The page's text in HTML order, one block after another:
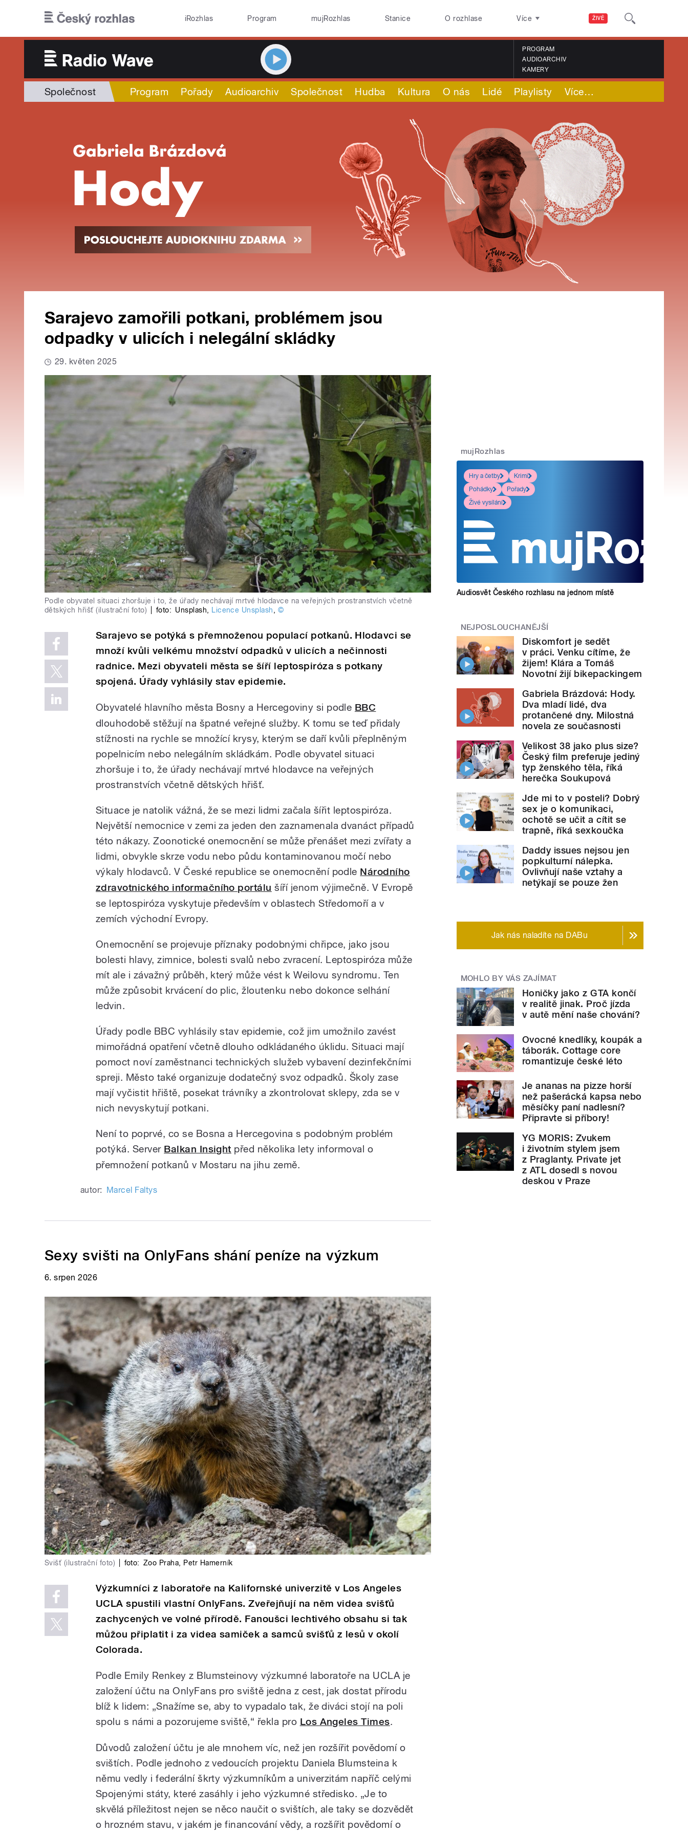
ŽIVĚ
iRozhlas Program mujRozhlas Stanice O rozhlase Více
PROGRAM
AUDIOARCHIV
KAMERY
Společnost Program Pořady Audioarchiv Společnost Hudba Kultura O nás Lidé Playlisty Více…
Sarajevo zamořili potkani, problémem jsou
odpadky v ulicích i nelegální skládky
29. květen 2025
Podle obyvatel situaci zhoršuje i to, že úřady nechávají mrtvé hlodavce na veřejných prostranstvích včetně
dětských hřišť (ilustrační foto)
foto: Unsplash, Licence Unsplash, ©
Sarajevo se potýká s přemnoženou populací potkanů. Hlodavci se
množí kvůli velkému množství odpadků v ulicích a nečinnosti
radnice. Mezi obyvateli města se šíří leptospiróza s potkany
spojená. Úřady vyhlásily stav epidemie.
Obyvatelé hlavního města Bosny a Hercegoviny si podle BBC
dlouhodobě stěžují na špatné veřejné služby. K tomu se teď přidaly
stížnosti na rychle se množící krysy, kterým se daří kvůli přeplněným
popelnicím nebo nelegálním skládkám. Podle obyvatel situaci
zhoršuje i to, že úřady nechávají mrtvé hlodavce na veřejných
prostranstvích včetně dětských hřišť.
Situace je natolik vážná, že se mezi lidmi začala šířit leptospiróza.
Největší nemocnice v zemi za jeden den zaznamenala dvanáct případů
této nákazy. Zoonotické onemocnění se může přenášet mezi zvířaty a
lidmi, obvykle skrze vodu nebo půdu kontaminovanou močí nebo
výkaly hlodavců. V České republice se onemocnění podle Národního
zdravotnického informačního portálu šíří jenom výjimečně. V Evropě
se leptospiróza vyskytuje především v oblastech Středomoří a v
zemích východní Evropy.
Onemocnění se projevuje příznaky podobnými chřipce, jako jsou
bolesti hlavy, zimnice, bolesti svalů nebo zvracení. Leptospiróza může
mít ale i závažný průběh, který může vést k Weilovu syndromu. Ten
může způsobit krvácení do plic, žloutenku nebo dokonce selhání
ledvin.
Úřady podle BBC vyhlásily stav epidemie, což jim umožnilo zavést
mimořádná opatření včetně dlouho odkládaného úklidu. Situaci mají
pomoct noví zaměstnanci technických služeb vybavení dezinfekčními
spreji. Město také organizuje dodatečný svoz odpadků. Školy zase
mají vyčistit hřiště, posekat trávníky a zkontrolovat sklepy, zda se v
nich nevyskytují potkani.
Není to poprvé, co se Bosna a Hercegovina s podobným problém
potýká. Server Balkan Insight před několika lety informoval o
přemnožení potkanů v Mostaru na jihu země.
autor: Marcel Faltys
Sexy svišti na OnlyFans shání peníze na výzkum
6. srpen 2026
Svišť (ilustrační foto) foto: Zoo Praha, Petr Hamerník
Výzkumníci z laboratoře na Kalifornské univerzitě v Los Angeles
UCLA spustili vlastní OnlyFans. Zveřejňují na něm videa svišťů
zachycených ve volné přírodě. Fanoušci lechtivého obsahu si tak
můžou připlatit i za videa samiček a samců svišťů z lesů v okolí
Colorada.
Podle Emily Renkey z Blumsteinovy výzkumné laboratoře na UCLA je
založení účtu na OnlyFans pro sviště jedna z cest, jak dostat přírodu
blíž k lidem: „Snažíme se, aby to vypadalo tak, že diváci stojí na poli
spolu s námi a pozorujeme sviště,“ řekla pro Los Angeles Times.
Důvodů založení účtu je ale mnohem víc, než jen rozšířit povědomí o
svištích. Podle jednoho z vedoucích projektu Daniela Blumsteina k
němu vedly i federální škrty výzkumníkům a univerzitám napříč celými
Spojenými státy, které zasáhly i jeho výzkumné středisko. „Je to
skvělá příležitost nejen se něco naučit o svištích, ale taky se dozvědět
o hrozném stavu, v jakém je financování vědy, a rozšířit povědomí o
mujRozhlas
Hry a četby
Krimi
Pohádky
Pořady
Živé vysílání
Audiosvět Českého rozhlasu na jednom místě
NEJPOSLOUCHANĚJŠÍ
Diskomfort je sedět
v práci. Venku cítíme, že
žijem! Klára a Tomáš
Novotní žijí bikepackingem
Gabriela Brázdová: Hody.
Dva mladí lidé, dva
protančené dny. Milostná
novela ze současnosti
Velikost 38 jako plus size?
Český film preferuje jediný
typ ženského těla, říká
herečka Soukupová
Jde mi to v posteli? Dobrý
sex je o komunikaci,
ochotě se učit a cítit se
trapně, říká sexkoučka
Daddy issues nejsou jen
popkulturní nálepka.
Ovlivňují naše vztahy a
netýkají se pouze žen
Jak nás naladíte na DABu
MOHLO BY VÁS ZAJÍMAT
Honičky jako z GTA končí
v realitě jinak. Proč jízda
v autě mění naše chování?
Ovocné knedlíky, koupák a
táborák. Cottage core
romantizuje české léto
Je ananas na pizze horší
než pašerácká kapsa nebo
měsíčky paní nadlesní?
Připravte si příbory!
YG MORIS: Zvukem
i životním stylem jsem
z Praglanty. Private jet
z ATL dosedl s novou
deskou v Praze